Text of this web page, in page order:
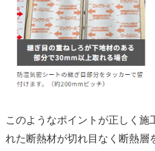
このようなポイントが正しく施
れた断熱材が切れ目なく断熱層